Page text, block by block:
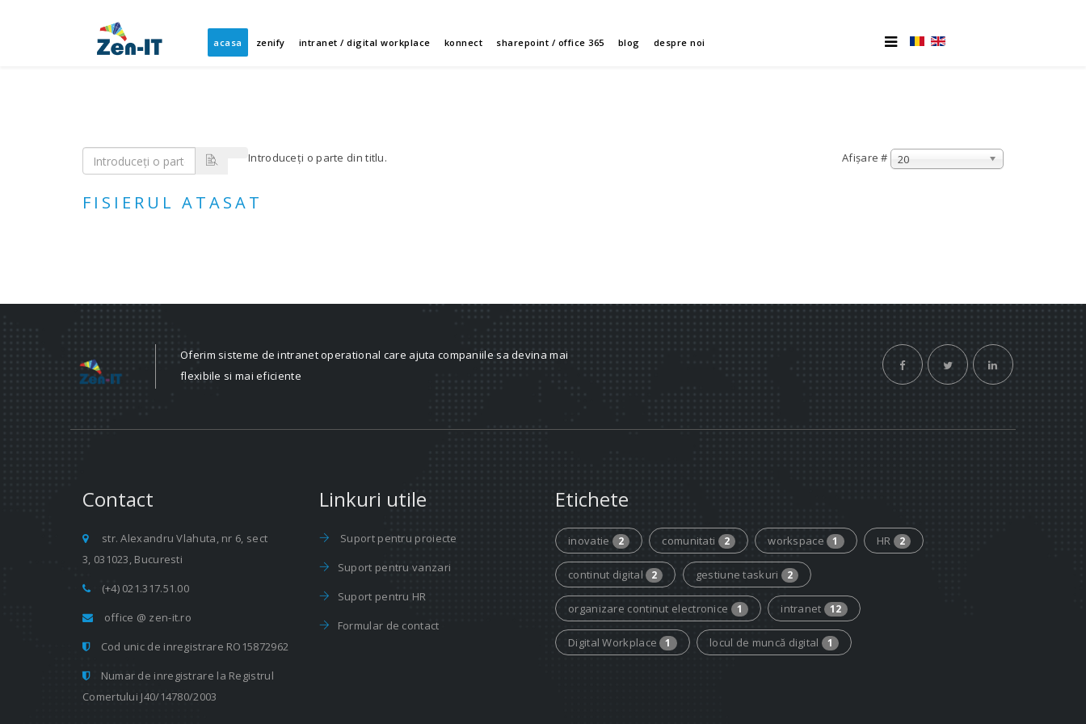
acasa zenify intranet / digital workplace konnect sharepoint / office 365 blog despre noi
Introduceți o parte din titlu. Afișare # 20
FISIERUL ATASAT
Oferim sisteme de intranet operational care ajuta companiile sa devina mai
flexibile si mai eficiente
Contact
str. Alexandru Vlahuta, nr 6, sect
3, 031023, Bucuresti
(+4) 021.317.51.00
office @ zen-it.ro
Cod unic de inregistrare RO15872962
Numar de inregistrare la Registrul
Comertului J40/14780/2003
Linkuri utile
Suport pentru proiecte
Suport pentru vanzari
Suport pentru HR
Formular de contact
Etichete
inovatie 2 comunitati 2 workspace 1 HR 2
continut digital 2 gestiune taskuri 2
organizare continut electronice 1 intranet 12
Digital Workplace 1 locul de muncă digital 1